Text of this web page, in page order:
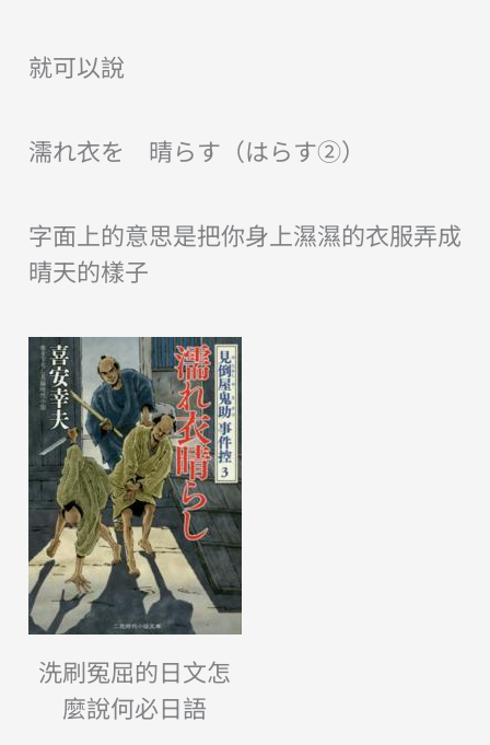
就可以說
濡れ衣を 晴らす（はらす②）
字面上的意思是把你身上濕濕的衣服弄成
晴天的樣子
洗刷冤屈的日文怎
麼說何必日語